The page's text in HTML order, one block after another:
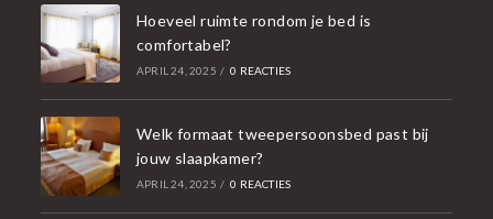
Hoeveel ruimte rondom je bed is
comfortabel?
APRIL 24, 2025 / 0 REACTIES
Welk formaat tweepersoonsbed past bij
jouw slaapkamer?
APRIL 24, 2025 / 0 REACTIES